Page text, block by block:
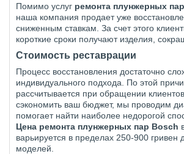
Помимо услуг ремонта плунжерных
наша компания продает уже
сниженным ставкам. За счет этого
короткие сроки получают изделия,
Стоимость реставрации
Процесс восстановления достаточно
индивидуального подхода. По этой
рассчитывается при обращении
сэкономить ваш бюджет, мы проводим
помогает найти наиболее недорогой
Цена ремонта плунжерных пар Bosch
варьируется в пределах 250-900 гривен
моделей.